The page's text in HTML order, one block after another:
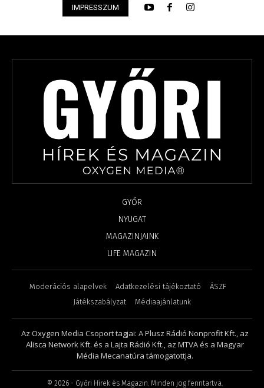
IMPRESSZUM
GYŐR
NYUGAT
MAGAZINJAINK
LIFE MAGAZIN
Moderációs alapelvek Adatkezelési tájékoztató
ÁSZF
Játékszabályzat
Médiaajánlatunk
Az Oxygen Media Csoport tagjai: A Plusz Rádió Nonprofit Kft., az
Alisca Network Kft. és a Lajta Rádió Kft., az MTVA és a Magyar
Média Mecanatúra támogatottja.
© 2026 - Győri Hírek és Magazin. Minden jog fenntartva.